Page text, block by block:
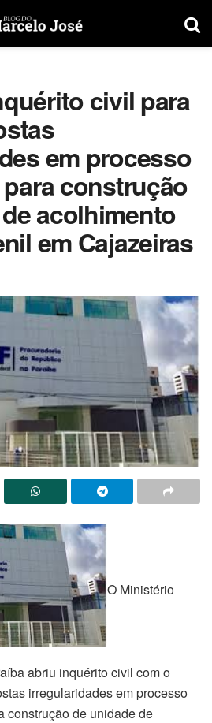
civil para
em processo
construção
acolhimento
em Cajazeiras
O Ministério
abriu inquérito civil com o
irregularidades em processo
construção de unidade de